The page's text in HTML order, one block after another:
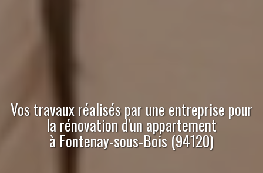
Vos travaux réalisés parune entreprise pour
la rénovation d'un appartement
à Fontenay-sous-Bois (94120)